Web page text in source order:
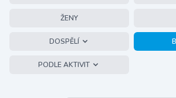
ŽENY
DOSPĚLÍ
PODLE AKTIVIT